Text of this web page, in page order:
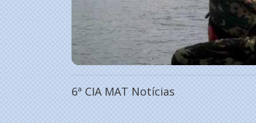
6ª CIA MAT Notícias